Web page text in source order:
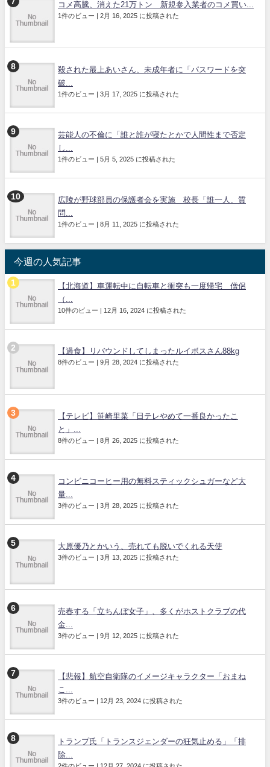
コメ高騰、消えた21万トン 新規参入業者のコメ買い...
1件のビュー 2月 16, 2025 に投稿された
殺された最上あいさん、未成年者に「パスワードを突
破...
1件のビュー 3月 17, 2025 に投稿された
芸能人の不倫に「誰と誰が寝たとかで人間性まで否定
し...
1件のビュー 5月 5, 2025 に投稿された
広陵が野球部員の保護者会を実施 校長「誰一人、質
問...
1件のビュー 8月 11, 2025 に投稿された
今週の人気記事
【北海道】車運転中に自転車と衝突も一度帰宅 僧侶
（...
10件のビュー 12月 16, 2024 に投稿された
【過食】リバウンドしてしまったルイボスさん88kg
8件のビュー 9月 28, 2024 に投稿された
【テレビ】笹崎里菜「日テレやめて一番良かったこ
と」...
8件のビュー 8月 26, 2025 に投稿された
コンビニコーヒー用の無料スティックシュガーなど大
量...
3件のビュー 3月 28, 2025 に投稿された
大原優乃とかいう、売れても脱いでくれる天使
3件のビュー 3月 13, 2025 に投稿された
売春する「立ちんぼ女子」、多くがホストクラブの代
金...
3件のビュー 9月 12, 2025 に投稿された
【悲報】航空自衛隊のイメージキャラクター「おまね
こ...
3件のビュー 12月 23, 2024 に投稿された
トランプ氏「トランスジェンダーの狂気止める」「排
除...